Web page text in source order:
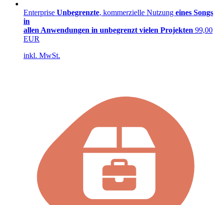
Enterprise Unbegrenzte, kommerzielle Nutzung eines Songs
in
allen Anwendungen in unbegrenzt vielen Projekten 99,00
EUR
inkl. MwSt.